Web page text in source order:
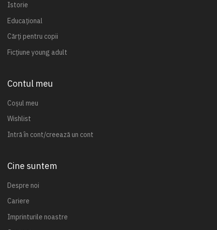
Istorie
Educațional
Cărți pentru copii
Ficțiune young adult
Contul meu
Coșul meu
Wishlist
Intră în cont/creează un cont
Cine suntem
Despre noi
Cariere
Imprinturile noastre